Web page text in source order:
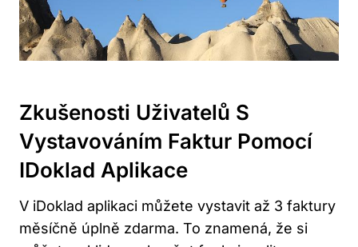
Zkušenosti Uživatelů S
Vystavováním Faktur Pomocí
IDoklad Aplikace
V iDoklad aplikaci můžete vystavit až 3 faktury
měsíčně úplně zdarma. To znamená, že si